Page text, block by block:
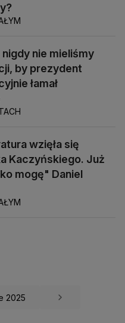
nie mieliśmy
by prezydent
łamał
wzięła się
Kaczyńskiego. Już
mogę" Daniel
2025